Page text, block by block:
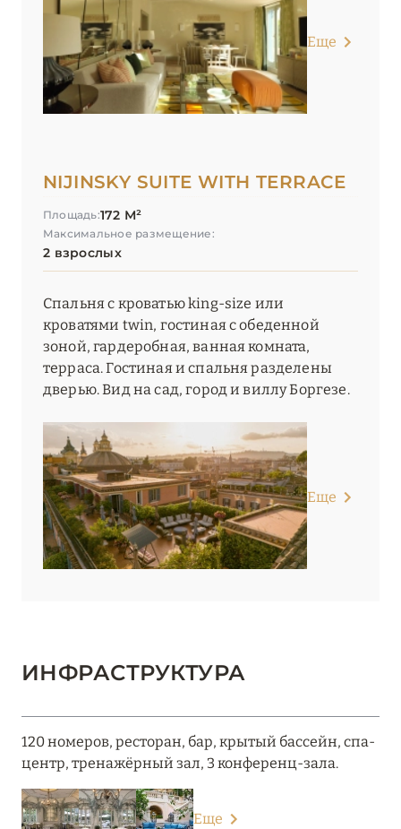
Еще
NIJINSKY SUITE WITH TERRACE
Площадь:172 М²
Максимальное размещение:
2 взрослых
Спальня с кроватью king-size или
кроватями twin, гостиная с обеденной
зоной, гардеробная, ванная комната,
терраса. Гостиная и спальня разделены
дверью. Вид на сад, город и виллу Боргезе.
Еще
ИНФРАСТРУКТУРА
120 номеров, ресторан, бар, крытый бассейн, спа-
центр, тренажёрный зал, 3 конференц-зала.
Еще